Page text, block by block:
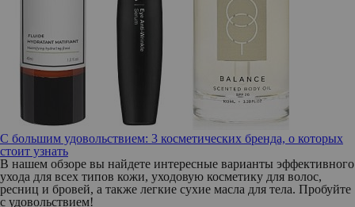
С большим удовольствием: 3 косметических бренда, о которых
стоит узнать
В нашем обзоре вы найдете интересные варианты эффективного
ухода для всех типов кожи, уходовую косметику для волос,
ресниц и бровей, а также легкие сухие масла для тела. Пробуйте
с удовольствием!